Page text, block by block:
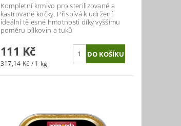
Kompletní krmivo pro sterilizované a
kastrované kočky. Přispívá k udržení
ideální tělesné hmotnosti díky vyššímu
poměru bílkovin a tuků
111 Kč
317,14 Kč / 1 kg